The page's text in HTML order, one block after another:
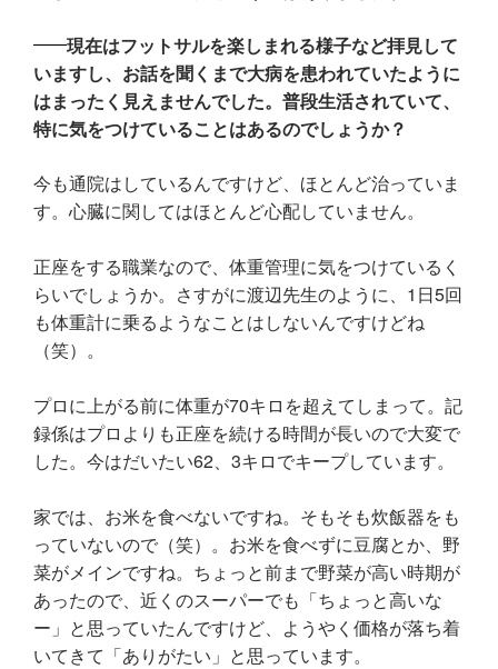
現在はフットサルを楽しまれる様子など拝見して
いますし、お話を聞くまで大病を患われていたように
はまったく見えませんでした。普段生活されていて、
特に気をつけていることはあるのでしょうか？
今も通院はしているんですけど、ほとんど治っていま
す。心臓に関してはほとんど心配していません。
正座をする職業なので、体重管理に気をつけているく
らいでしょうか。さすがに渡辺先生のように、1日5回
も体重計に乗るようなことはしないんですけどね
（笑）。
プロに上がる前に体重が70キロを超えてしまって。記
録係はプロよりも正座を続ける時間が長いので大変で
した。今はだいたい62、3キロでキープしています。
家では、お米を食べないですね。そもそも炊飯器をも
っていないので（笑）。お米を食べずに豆腐とか、野
菜がメインですね。ちょっと前まで野菜が高い時期が
あったので、近くのスーパーでも「ちょっと高いな
ー」と思っていたんですけど、ようやく価格が落ち着
いてきて「ありがたい」と思っています。